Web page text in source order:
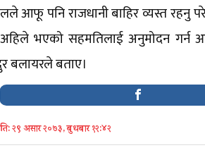
आफू पनि राजधानी बाहिर व्यस्त रहनु
भएको सहमतिलाई अनुमोदन गर्न
बलायरले बताए।
२९ असार २०७३, बुधबार १२:४२